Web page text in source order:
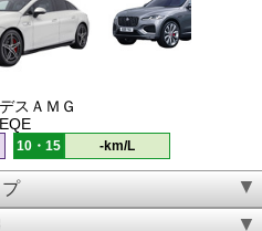
スＡＭＧ
EQE
10・15 -km/L